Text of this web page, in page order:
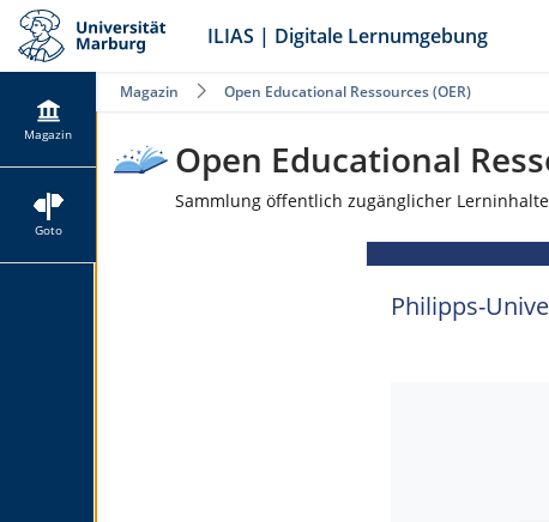
ILIAS | Digitale Lernumgebung
Magazin
Goto
Magazin Open Educational Ressources (OER)
Open Educational
Sammlung öffentlich zugänglicher Lerninhalte
Philipps-